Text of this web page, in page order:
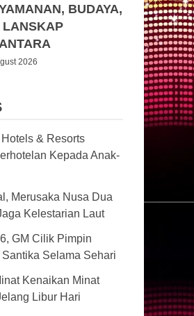
BUDAYA,
LANSKAP
2026
& Resorts
Kepada Anak-
Merusaka Nusa Dua
Kelestarian Laut
GM Cilik Pimpin
Selama Sehari
Kenaikan Minat
Libur Hari